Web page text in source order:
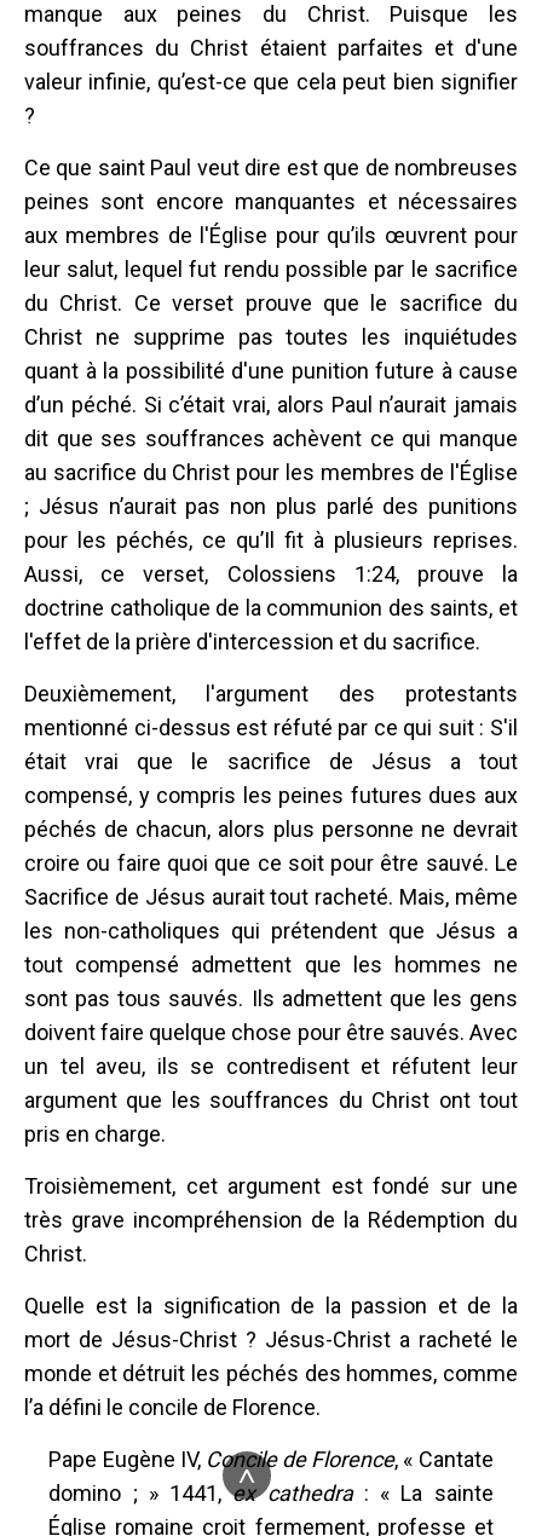
manque aux peines du Christ. Puisque les
souffrances du Christ étaient parfaites et d'une
valeur infinie, qu’est-ce que cela peut bien signifier
?
Ce que saint Paul veut dire est que de nombreuses
peines sont encore manquantes et nécessaires
aux membres de l'Église pour qu’ils œuvrent pour
leur salut, lequel fut rendu possible par le sacrifice
du Christ. Ce verset prouve que le sacrifice du
Christ ne supprime pas toutes les inquiétudes
quant à la possibilité d'une punition future à cause
d’un péché. Si c’était vrai, alors Paul n’aurait jamais
dit que ses souffrances achèvent ce qui manque
au sacrifice du Christ pour les membres de l'Église
; Jésus n’aurait pas non plus parlé des punitions
pour les péchés, ce qu’Il fit à plusieurs reprises.
Aussi, ce verset, Colossiens 1:24, prouve la
doctrine catholique de la communion des saints, et
l'effet de la prière d'intercession et du sacrifice.
Deuxièmement, l'argument des protestants
mentionné ci-dessus est réfuté par ce qui suit : S'il
était vrai que le sacrifice de Jésus a tout
compensé, y compris les peines futures dues aux
péchés de chacun, alors plus personne ne devrait
croire ou faire quoi que ce soit pour être sauvé. Le
Sacrifice de Jésus aurait tout racheté. Mais, même
les non-catholiques qui prétendent que Jésus a
tout compensé admettent que les hommes ne
sont pas tous sauvés. Ils admettent que les gens
doivent faire quelque chose pour être sauvés. Avec
un tel aveu, ils se contredisent et réfutent leur
argument que les souffrances du Christ ont tout
pris en charge.
Troisièmement, cet argument est fondé sur une
très grave incompréhension de la Rédemption du
Christ.
Quelle est la signification de la passion et de la
mort de Jésus-Christ ? Jésus-Christ a racheté le
monde et détruit les péchés des hommes, comme
l’a défini le concile de Florence.
Pape Eugène IV, Concile de Florence, « Cantate
domino ; » 1441,ex cathedra : « La sainte
Église romaine croit fermement, professe et
^